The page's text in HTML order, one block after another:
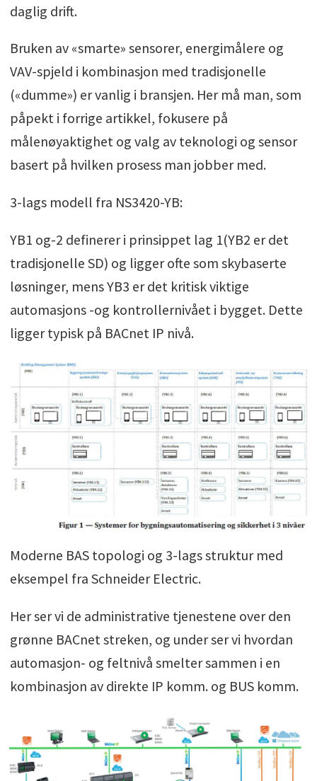
daglig drift.
Bruken av «smarte» sensorer, energimålere og
VAV-spjeld i kombinasjon med tradisjonelle
(«dumme») er vanlig i bransjen. Her må man, som
påpekt i forrige artikkel, fokusere på
målenøyaktighet og valg av teknologi og sensor
basert på hvilken prosess man jobber med.
3-lags modell fra NS3420-YB:
YB1 og-2 definerer i prinsippet lag 1(YB2 er det
tradisjonelle SD) og ligger ofte som skybaserte
løsninger, mens YB3 er det kritisk viktige
automasjons -og kontrollernivået i bygget. Dette
ligger typisk på BACnet IP nivå.
Moderne BAS topologi og 3-lags struktur med
eksempel fra Schneider Electric.
Her ser vi de administrative tjenestene over den
grønne BACnet streken, og under ser vi hvordan
automasjon- og feltnivå smelter sammen i en
kombinasjon av direkte IP komm. og BUS komm.